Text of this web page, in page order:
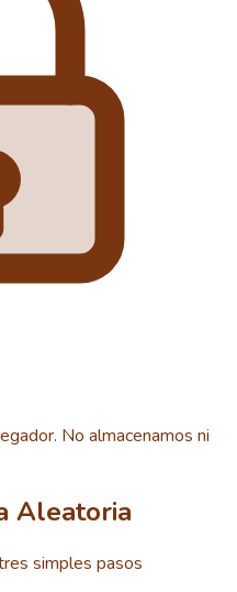
No almacenamos ni
Aleatoria
simples pasos